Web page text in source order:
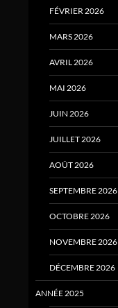
FÉVRIER 2026
MARS 2026
AVRIL 2026
MAI 2026
JUIN 2026
JUILLET 2026
AOÛT 2026
SEPTEMBRE 2026
OCTOBRE 2026
NOVEMBRE 2026
DÉCEMBRE 2026
ANNÉE 2025